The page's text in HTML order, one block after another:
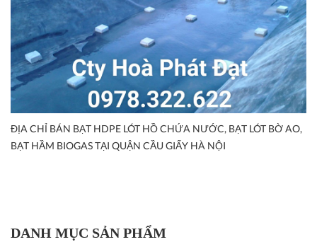
ĐỊA CHỈ BÁN BẠT HDPE LÓT HỒ CHỨA NƯỚC, BẠT LÓT BỜ AO,
BẠT HẦM BIOGAS TẠI QUẬN CẦU GIẤY HÀ NỘI
DANH MỤC SẢN PHẨM